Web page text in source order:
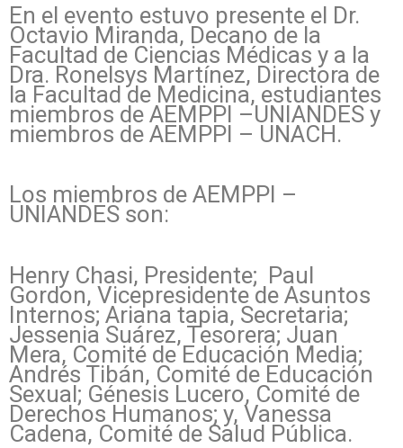
En el evento estuvo presente el Dr.
Octavio Miranda, Decano de la
Facultad de Ciencias Médicas y a la
Dra. Ronelsys Martínez, Directora de
la Facultad de Medicina, estudiantes
miembros de AEMPPI –UNIANDES y
miembros de AEMPPI – UNACH.
Los miembros de AEMPPI –
UNIANDES son:
Henry Chasi, Presidente; Paul
Gordon, Vicepresidente de Asuntos
Internos; Ariana tapia, Secretaria;
Jessenia Suárez, Tesorera; Juan
Mera, Comité de Educación Media;
Andrés Tibán, Comité de Educación
Sexual; Génesis Lucero, Comité de
Derechos Humanos; y, Vanessa
Cadena, Comité de Salud Pública.